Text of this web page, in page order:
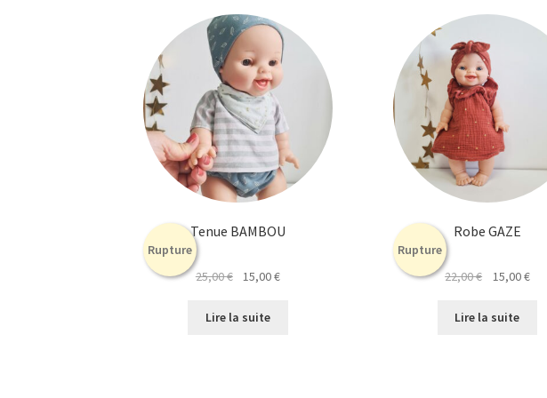
Rupture
Tenue BAMBOU
25,00€
Le
initial
15,00€Le
Lire la suite
Rupture
Robe GAZE
22,00€
Le
initial
15,00€Le
Lire la suite